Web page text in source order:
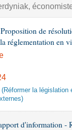
de
réglementation en
la
d'information -